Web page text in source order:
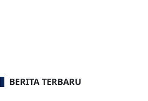
BERITA TERBARU